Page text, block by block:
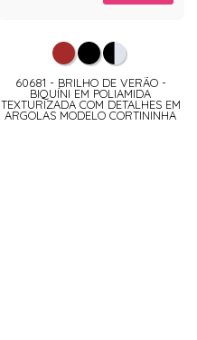
60681 - BRILHO DE VERÃO -
BIQUÍNI EM POLIAMIDA
TEXTURIZADA COM DETALHES EM
ARGOLAS MODELO CORTININHA